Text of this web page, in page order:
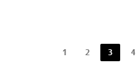
1 2 3 4